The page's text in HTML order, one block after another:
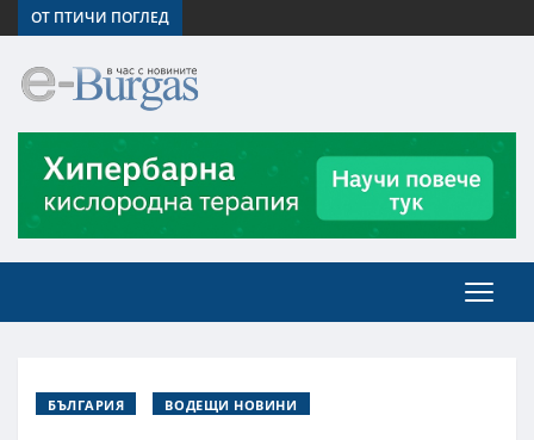
ОТ ПТИЧИ ПОГЛЕД
БЪЛГАРИЯ ВОДЕЩИ НОВИНИ